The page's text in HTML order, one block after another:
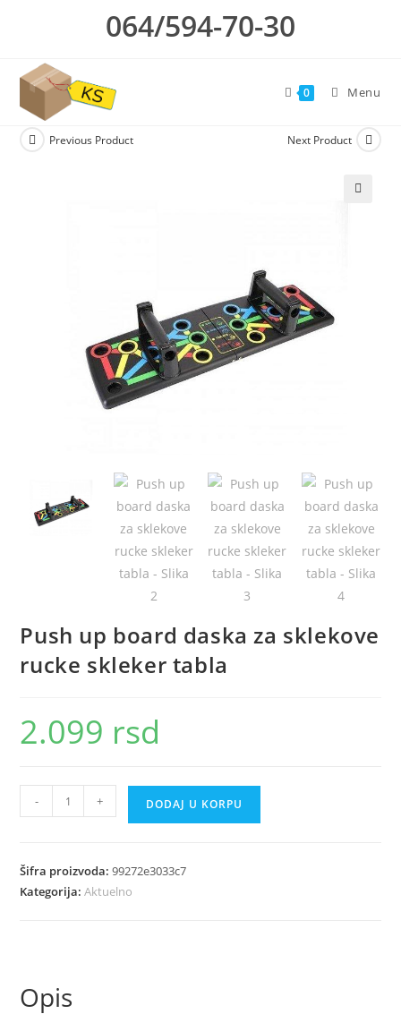
064/594-70-30
0 Menu
Previous Product Next Product
Push up board daska za sklekove
rucke skleker tabla
2.099 rsd
up
daska
za
količina
- + DODAJ U KORPU
Šifra proizvoda:99272e3033c7
Kategorija:Aktuelno
Opis